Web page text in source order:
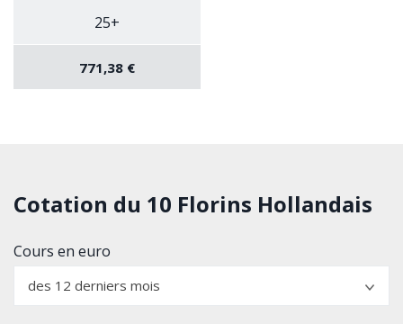
25+
771,38 €
Cotation du 10 Florins Hollandais
Cours en euro
des 12 derniers mois